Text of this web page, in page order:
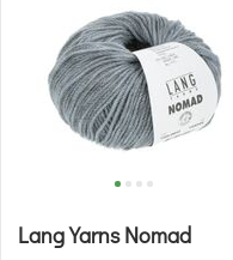
Lang Yarns Nomad